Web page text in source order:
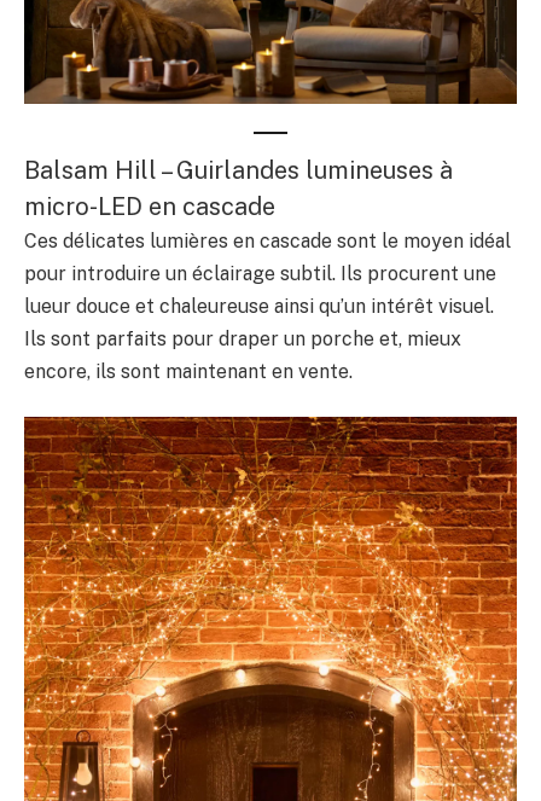
Balsam Hill – Guirlandes lumineuses à
micro-LED en cascade
Ces délicates lumières en cascade sont le moyen idéal
pour introduire un éclairage subtil. Ils procurent une
lueur douce et chaleureuse ainsi qu’un intérêt visuel.
Ils sont parfaits pour draper un porche et, mieux
encore, ils sont maintenant en vente.